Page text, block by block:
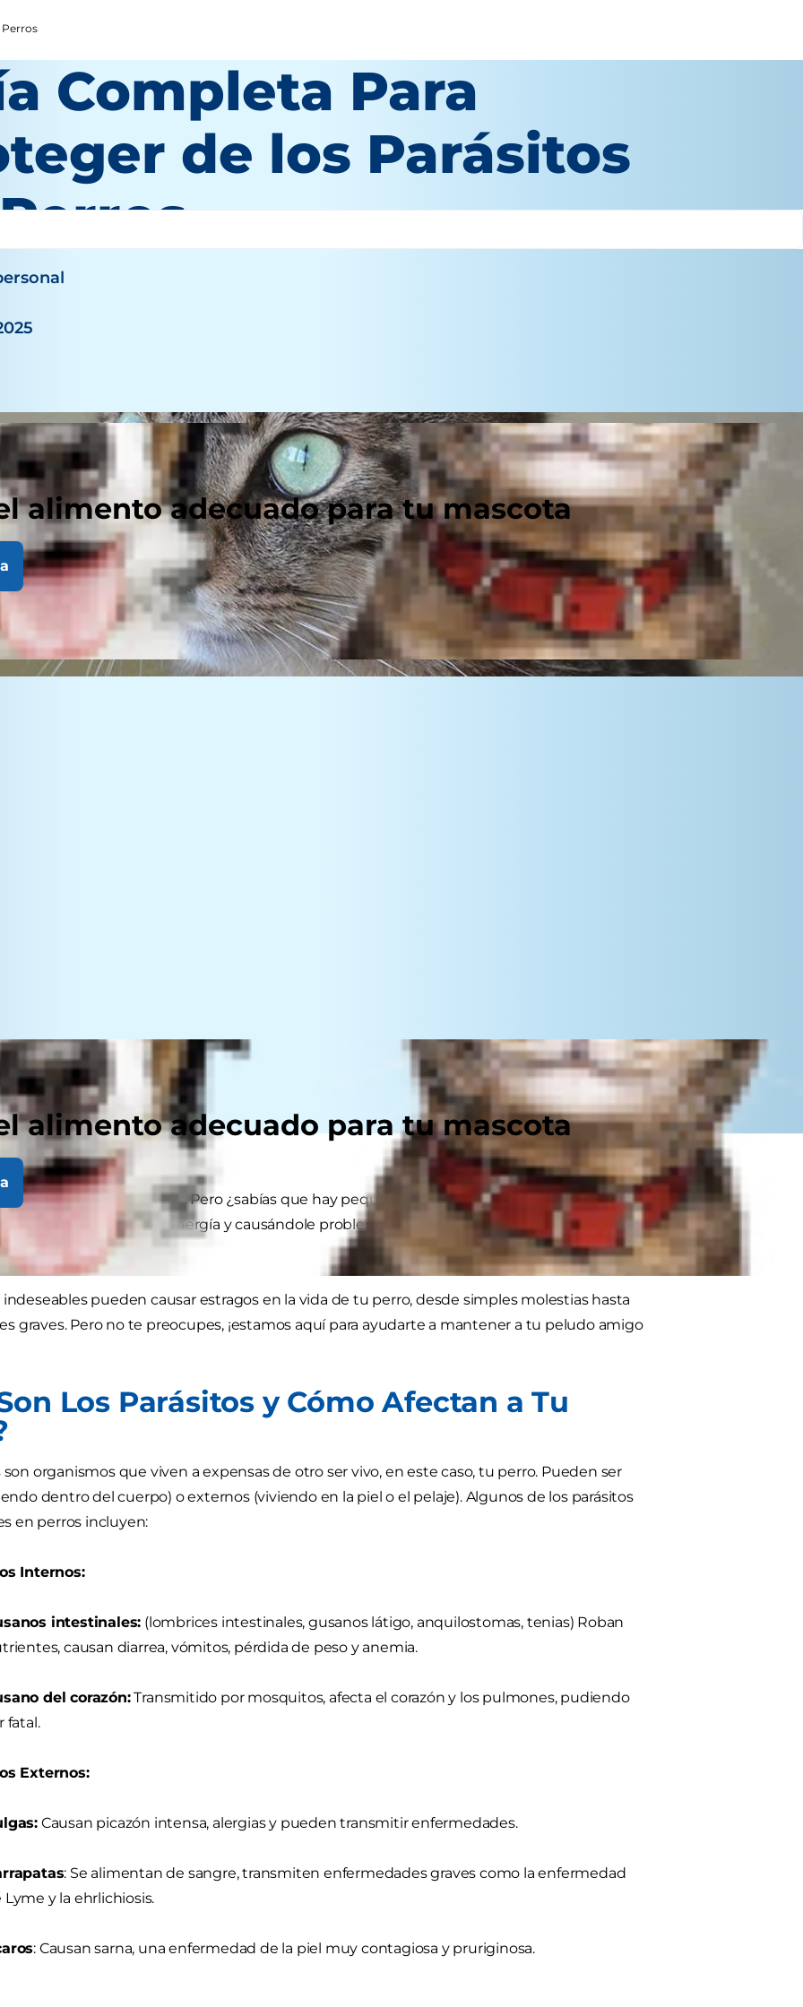
alimento adecuado para tu mascota
alimento adecuado para tu mascota
Completa Para
de los Parásitos
¡Por supuesto que sí! Pero ¿sabías que hay pequeños invasores que podrían estar
su interior, robándole energía y causándole problemas de salud? ¡Hablamos de los
pueden causar estragos en la vida de tu perro, desde simples molestias hasta
graves. Pero no te preocupes, ¡estamos aquí para ayudarte a mantener a tu peludo amigo
Los Parásitos y Cómo Afectan a Tu
son organismos que viven a expensas de otro ser vivo, en este caso, tu perro. Pueden ser
dentro del cuerpo) o externos (viviendo en la piel o el pelaje). Algunos de los parásitos
en perros incluyen:
Internos:
intestinales: (lombrices intestinales, gusanos látigo, anquilostomas, tenias) Roban
causan diarrea, vómitos, pérdida de peso y anemia.
del corazón:Transmitido por mosquitos, afecta el corazón y los pulmones, pudiendo
fatal.
Externos:
Causan picazón intensa, alergias y pueden transmitir enfermedades.
: Se alimentan de sangre, transmiten enfermedades graves como la enfermedad
Lyme y la ehrlichiosis.
: Causan sarna, una enfermedad de la piel muy contagiosa y pruriginosa.